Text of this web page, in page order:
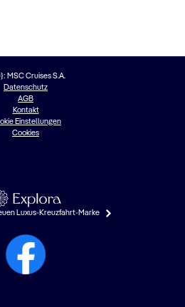
MSC Cruises S.A.
Datenschutz
AGB
Kontakt
Einstellungen
Cookies
Luxus-Kreuzfahrt-Marke